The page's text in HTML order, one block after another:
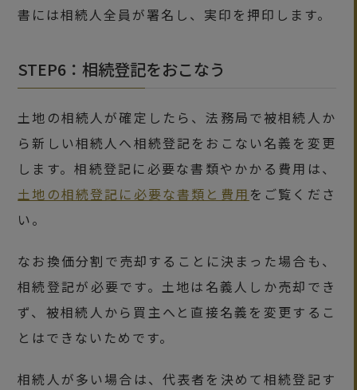
書には相続人全員が署名し、実印を押印します。
STEP6：相続登記をおこなう
土地の相続人が確定したら、法務局で被相続人か
ら新しい相続人へ相続登記をおこない名義を変更
します。相続登記に必要な書類やかかる費用は、
土地の相続登記に必要な書類と費用 をご覧くださ
い。
なお換価分割で売却することに決まった場合も、
相続登記が必要です。土地は名義人しか売却でき
ず、被相続人から買主へと直接名義を変更するこ
とはできないためです。
相続人が多い場合は、代表者を決めて相続登記す